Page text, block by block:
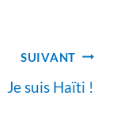
SUIVANT
Je suis Haïti !